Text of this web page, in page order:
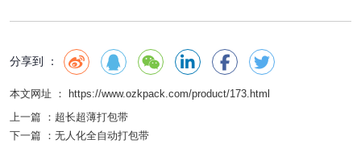
分享到 ：
本文网址 ： https://www.ozkpack.com/product/173.html
上一篇 ： 超长超薄打包带
下一篇 ： 无人化全自动打包带